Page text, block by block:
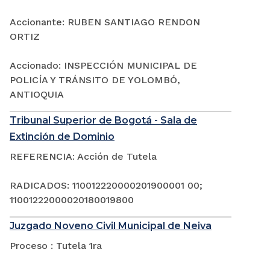
Accionante: RUBEN SANTIAGO RENDON
ORTIZ
Accionado: INSPECCIÓN MUNICIPAL DE
POLICÍA Y TRÁNSITO DE YOLOMBÓ,
ANTIOQUIA
Tribunal Superior de Bogotá - Sala de
Extinción de Dominio
REFERENCIA: Acción de Tutela
RADICADOS: 110012220000201900001 00;
11001222000020180019800
Juzgado Noveno Civil Municipal de Neiva
Proceso : Tutela 1ra